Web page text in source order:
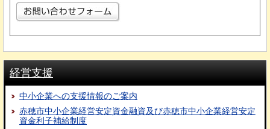
経営支援
中小企業への支援情報のご案内
赤穂市中小企業経営安定資金融資及び赤穂市中小企業経営安定
資金利子補給制度